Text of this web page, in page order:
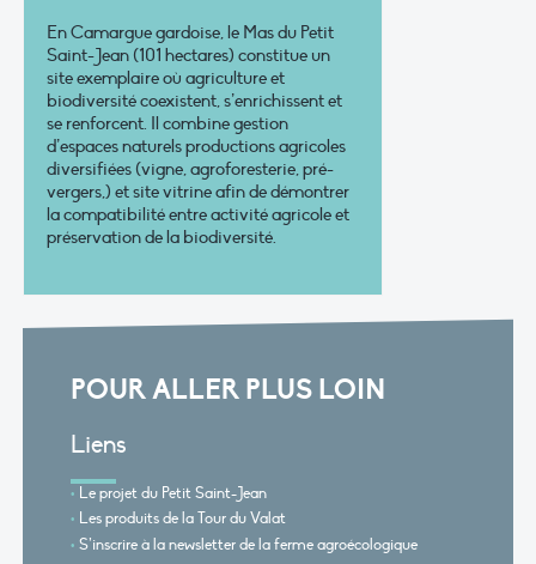
En Camargue gardoise, le Mas du Petit
Saint-Jean (101 hectares) constitue un
site exemplaire où agriculture et
biodiversité coexistent, s’enrichissent et
se renforcent. Il combine gestion
d’espaces naturels productions agricoles
diversifiées (vigne, agroforesterie, pré-
vergers,) et site vitrine afin de démontrer
la compatibilité entre activité agricole et
préservation de la biodiversité.
POUR ALLER PLUS LOIN
Liens
Le projet du Petit Saint-Jean
Les produits de la Tour du Valat
S’inscrire à la newsletter de la ferme agroécologique